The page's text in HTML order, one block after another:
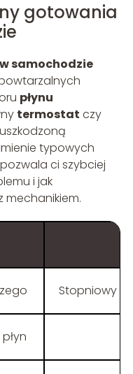
gotowania
samochodzie
płynu
termostat czy
typowych
ci szybciej
i jak
Stopniowy